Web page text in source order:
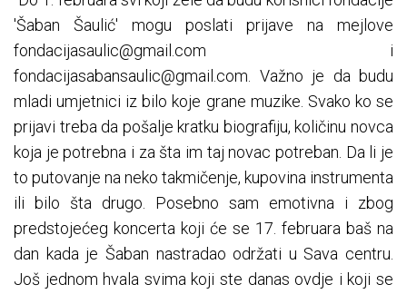
'Šaban Šaulić' mogu poslati prijave na mejlove
fondacijasaulic@gmail.com i
fondacijasabansaulic@gmail.com. Važno je da budu
mladi umjetnici iz bilo koje grane muzike. Svako ko se
prijavi treba da pošalje kratku biografiju, količinu novca
koja je potrebna i za šta im taj novac potreban. Da li je
to putovanje na neko takmičenje, kupovina instrumenta
ili bilo šta drugo. Posebno sam emotivna i zbog
predstojećeg koncerta koji će se 17. februara baš na
dan kada je Šaban nastradao održati u Sava centru.
Još jednom hvala svima koji ste danas ovdje i koji se